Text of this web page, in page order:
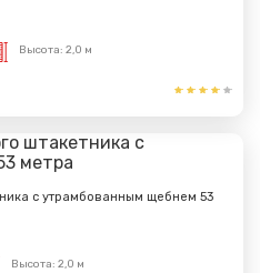
Высота: 2,0 м
с утрамбованным щебнем 53
Высота: 2,0 м